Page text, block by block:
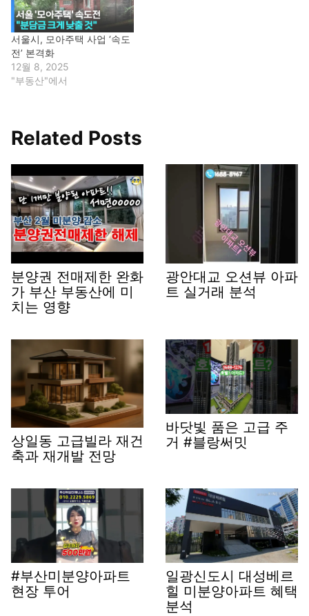
서울시, 모아주택 사업 ‘속도
전’ 본격화
12월 8, 2025
"부동산"에서
Related Posts
분양권 전매제한 완화
가 부산 부동산에 미
치는 영향
광안대교 오션뷰 아파
트 실거래 분석
상일동 고급빌라 재건
축과 재개발 전망
바닷빛 품은 고급 주
거 #블랑써밋
#부산미분양아파트
현장 투어
일광신도시 대성베르
힐 미분양아파트 혜택
분석